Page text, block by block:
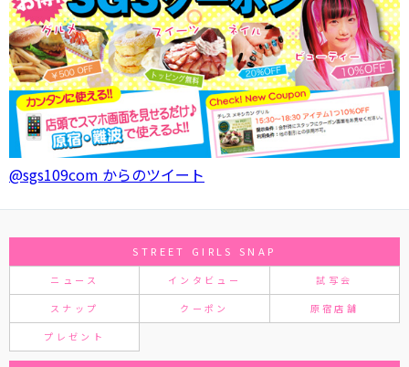
@sgs109com からのツイート
STREET GIRLS SNAP
ニュース インタビュー 試写会
スナップ クーポン 原宿店舗
プレゼント